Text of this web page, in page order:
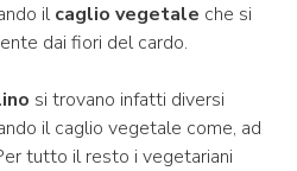
ilcaglio vegetale che si
dai fiori del cardo.
si trovano infatti diversi
il caglio vegetale come, ad
tutto il resto i vegetariani